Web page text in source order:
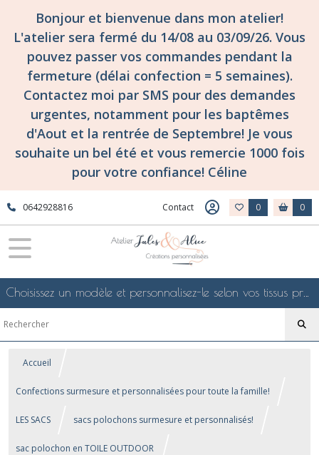
Bonjour et bienvenue dans mon atelier!
L'atelier sera fermé du 14/08 au 03/09/26. Vous
pouvez passer vos commandes pendant la
fermeture (délai confection = 5 semaines).
Contactez moi par SMS pour des demandes
urgentes, notamment pour les baptêmes
d'Aout et la rentrée de Septembre! Je vous
souhaite un bel été et vous remercie 1000 fois
pour votre confiance! Céline
0642928816 Contact 0 0
Choisissez un modèle et personnalisez-le selon vos tissus préférés de mes collections en ligne, je le confectionnerai selon vos souhaits
Accueil
Confections surmesure et personnalisées pour toute la famille!
LES SACS sacs polochons surmesure et personnalisés!
sac polochon en TOILE OUTDOOR